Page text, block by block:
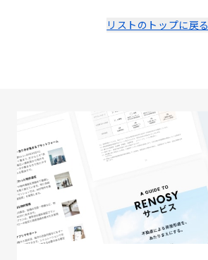
リストのトップに戻る